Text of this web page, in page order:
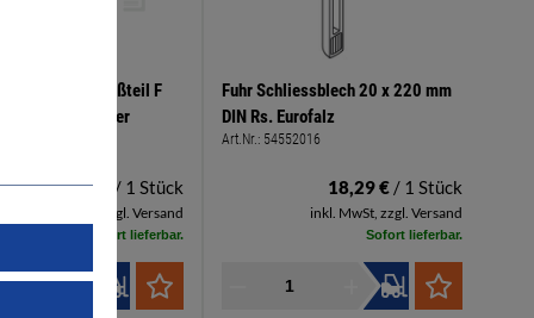
Riegelschließteil F
212 Links Fuhr silber
20,97 € / 1 Stück
inkl. MwSt, zzgl. Versand
Sofort lieferbar.
Fuhr Schliessblech 20 x 220 mm
DIN Rs. Eurofalz
Art.Nr.: 54552016
18,29 € / 1 Stück
inkl. MwSt, zzgl. Versand
Sofort lieferbar.